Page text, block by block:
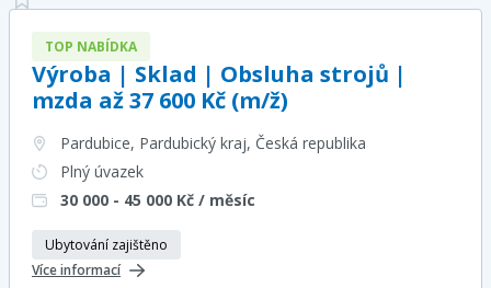
TOP NABÍDKA
Výroba | Sklad | Obsluha strojů |
mzda až 37 600 Kč (m/ž)
Pardubice, Pardubický kraj, Česká republika
Plný úvazek
30 000 - 45 000 Kč / měsíc
Ubytování zajištěno
Více informací